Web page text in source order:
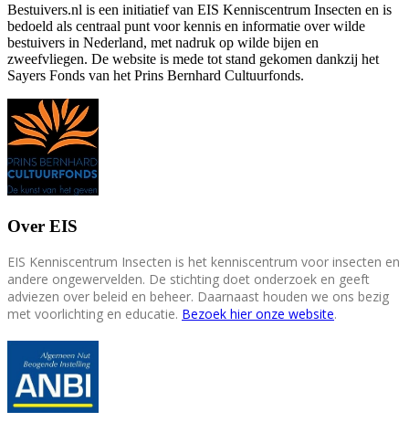
Bestuivers.nl is een initiatief van EIS Kenniscentrum Insecten en is
bedoeld als centraal punt voor kennis en informatie over wilde
bestuivers in Nederland, met nadruk op wilde bijen en
zweefvliegen. De website is mede tot stand gekomen dankzij het
Sayers Fonds van het Prins Bernhard Cultuurfonds.
Over EIS
EIS Kenniscentrum Insecten is het kenniscentrum voor insecten en
andere ongewervelden. De stichting doet onderzoek en geeft
adviezen over beleid en beheer. Daarnaast houden we ons bezig
met voorlichting en educatie. Bezoek hier onze website.